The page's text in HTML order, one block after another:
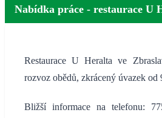
Nabídka práce - restaurace U
Restaurace U Heralta ve
rozvoz obědů, zkrácený úvazek od
Bližší informace na telefonu: